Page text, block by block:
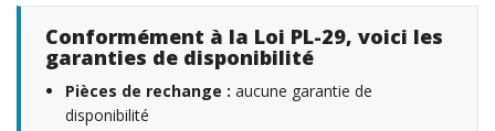
Conformément à la Loi PL-29, voici les
garanties de disponibilité
Pièces de rechange : aucune garantie de
disponibilité